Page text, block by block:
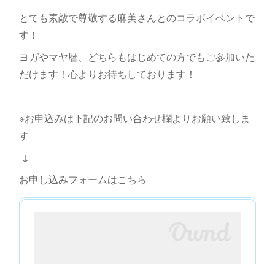
とても素敵で尊敬する麻美さんとのコラボイベントで
す！
ヨガやマヤ暦、どちらもはじめての方でもご参加いた
だけます！心よりお待ちしております！
※お申込みは下記のお問い合わせ欄よりお願い致しま
す
↓
お申し込みフォームはこちら